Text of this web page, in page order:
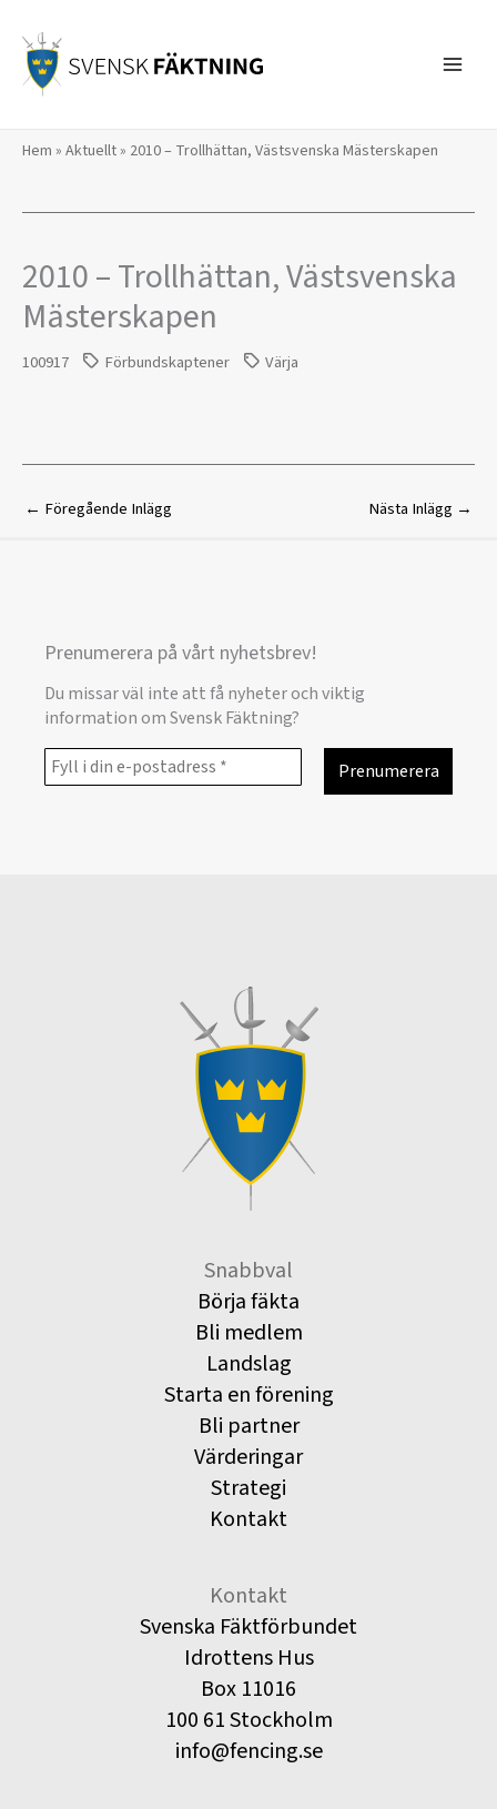
innehåll
Hem » Aktuellt» 2010 – Trollhättan, Västsvenska Mästerskapen
2010 – Trollhättan, Västsvenska
Mästerskapen
100917 Förbundskaptener Värja
← Föregående Inlägg Nästa Inlägg →
Prenumerera på vårt nyhetsbrev!
Du missar väl inte att få nyheter och viktig
information om Svensk Fäktning?
Snabbval
Börja fäkta
Bli medlem
Landslag
Starta en förening
Bli partner
Värderingar
Strategi
Kontakt
Kontakt
Svenska Fäktförbundet
Idrottens Hus
Box 11016
100 61 Stockholm
info@fencing.se